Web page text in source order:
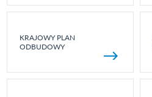
KRAJOWY PLAN
ODBUDOWY